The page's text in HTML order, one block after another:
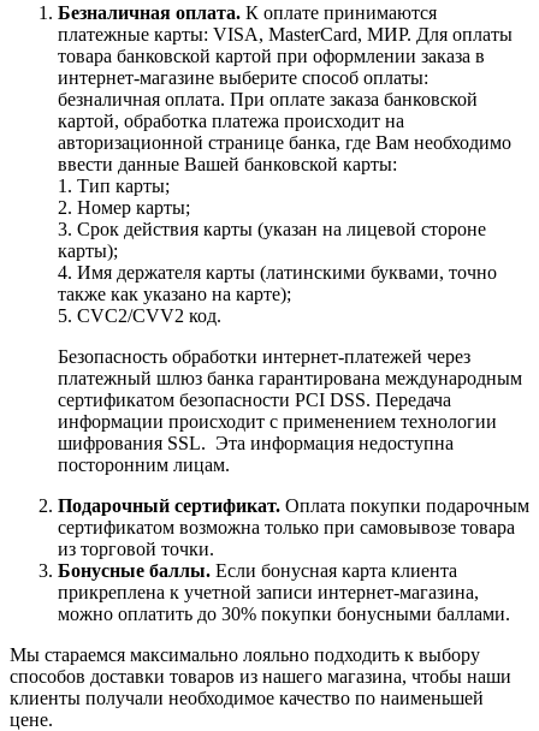
Безналичная оплата. К оплате принимаются
платежные карты: VISA, MasterCard, МИР. Для оплаты
товара банковской картой при оформлении заказа в
интернет-магазине выберите способ оплаты:
безналичная оплата. При оплате заказа банковской
картой, обработка платежа происходит на
авторизационной странице банка, где Вам необходимо
ввести данные Вашей банковской карты:
1. Тип карты;
2. Номер карты;
3. Срок действия карты (указан на лицевой стороне
карты);
4. Имя держателя карты (латинскими буквами, точно
также как указано на карте);
5. CVC2/CVV2 код.
Безопасность обработки интернет-платежей через
платежный шлюз банка гарантирована международным
сертификатом безопасности PCI DSS. Передача
информации происходит с применением технологии
шифрования SSL. Эта информация недоступна
посторонним лицам.
Подарочный сертификат. Оплата покупки подарочным
сертификатом возможна только при самовывозе товара
из торговой точки.
Бонусные баллы. Если бонусная карта клиента
прикреплена к учетной записи интернет-магазина,
можно оплатить до 30% покупки бонусными баллами.
Мы стараемся максимально лояльно подходить к выбору
способов доставки товаров из нашего магазина, чтобы наши
клиенты получали необходимое качество по наименьшей
цене.